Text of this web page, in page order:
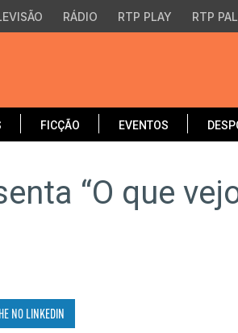
RÁDIO RTP PLAY RTP
FICÇÃO EVENTOS
“O que
NO LINKEDIN